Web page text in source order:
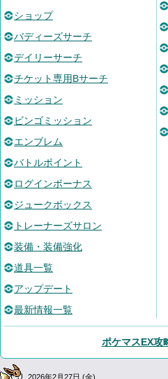
ショップ
バディーズサーチ
デイリーサーチ
チケット専用Bサーチ
ミッション
ビンゴミッション
エンブレム
バトルポイント
ログインボーナス
ジュークボックス
トレーナーズサロン
装備・装備強化
道具一覧
アップデート
最新情報一覧
ポケマスEX攻
2026年2月27日 (金)